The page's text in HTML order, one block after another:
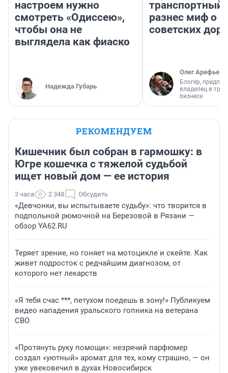
настроем нужно
смотреть «Одиссею»,
чтобы она не
выглядела как фиаско
Надежда Губарь
транспортный
разнес миф о
советских
Олег Арефьев
Блогер,
владелец в
бизнесе
РЕКОМЕНДУЕМ
Кишечник был собран в гармошку: в
Югре кошечка с тяжелой судьбой
ищет новый дом — ее история
3 часа 2 348 Обсудить
«Девчонки, вы испытываете судьбу»: что творится в
подпольной рюмочной на Березовой в Рязани —
обзор YA62.RU
Теряет зрение, но гоняет на мотоцикле и скейте. Как
живет подросток с редчайшим диагнозом, от
которого нет лекарств
«Я тебя счас ***, петухом поедешь в зону!» Публикуем
видео нападения уральского гопника на ветерана
СВО
«Протянуть руку помощи»: незрячий парфюмер
создал «уютный» аромат для тех, кому страшно, — он
уже увековечил в духах Новосибирск